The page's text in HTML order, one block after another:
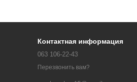
Контактная информация
063 106-22-43
Перезвонить вам?